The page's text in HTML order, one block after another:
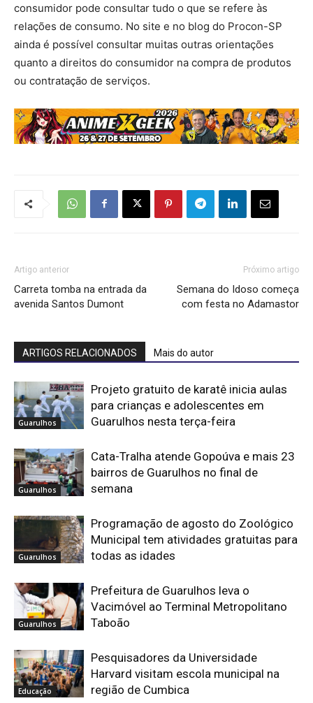
consumidor pode consultar tudo o que se refere às
relações de consumo. No site e no blog do Procon-SP
ainda é possível consultar muitas outras orientações
quanto a direitos do consumidor na compra de produtos
ou contratação de serviços.
Artigo anterior
Carreta tomba na entrada da
avenida Santos Dumont
Próximo artigo
Semana do Idoso começa
com festa no Adamastor
ARTIGOS RELACIONADOS Mais do autor
Guarulhos
Projeto gratuito de karatê inicia aulas
para crianças e adolescentes em
Guarulhos nesta terça-feira
Guarulhos
Cata-Tralha atende Gopoúva e mais 23
bairros de Guarulhos no final de
semana
Guarulhos
Programação de agosto do Zoológico
Municipal tem atividades gratuitas para
todas as idades
Guarulhos
Prefeitura de Guarulhos leva o
Vacimóvel ao Terminal Metropolitano
Taboão
Educação
Pesquisadores da Universidade
Harvard visitam escola municipal na
região de Cumbica